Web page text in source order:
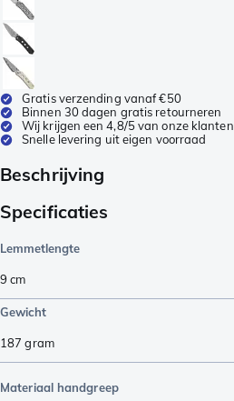
Gratis verzending vanaf €50
Binnen 30 dagen gratis retourneren
Wij krijgen een 4,8/5 van onze klanten
Snelle levering uit eigen voorraad
Beschrijving
Specificaties
Lemmetlengte
9 cm
Gewicht
187 gram
Materiaal handgreep